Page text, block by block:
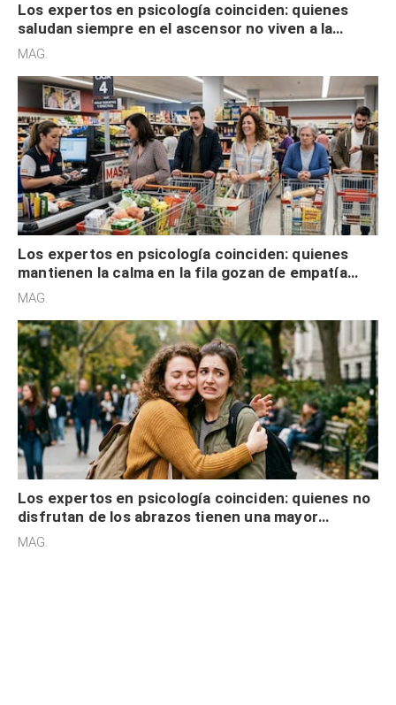
Los expertos en psicología coinciden: quienes
saludan siempre en el ascensor no viven a la
defensiva y tienen apertura social
MAG.
Los expertos en psicología coinciden: quienes
mantienen la calma en la fila gozan de empatía
cognitiva, gratitud y no solo tienen autocontrol
MAG.
Los expertos en psicología coinciden: quienes no
disfrutan de los abrazos tienen una mayor
sensibilidad a los estímulos físicos y no es por
MAG.